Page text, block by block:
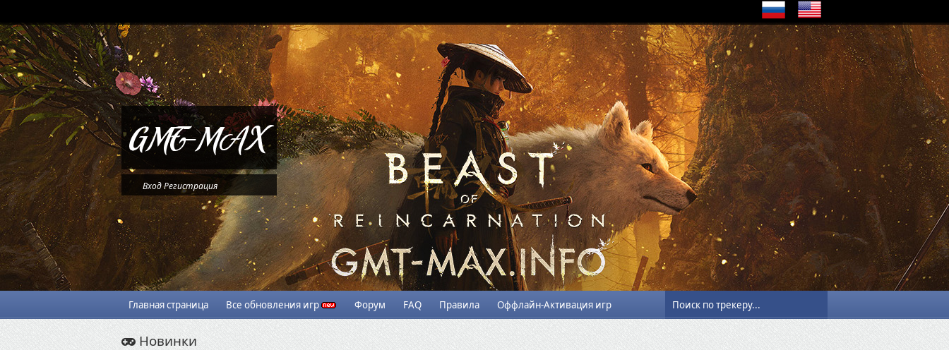
ВходРегистрация
Главная страница Все обновления игр Форум FAQ Правила Оффлайн-Активация игр
Новинки